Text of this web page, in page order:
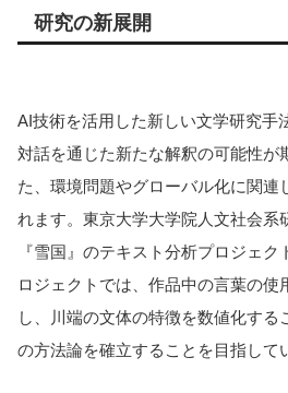
研究の新展開
AI技術を活用した新しい文学研究手
対話を通じた新たな解釈の可能性が
た、環境問題やグローバル化に関連
れます。東京大学大学院人文社会系
『雪国』のテキスト分析プロジェ
ロジェクトでは、作品中の言葉の使
し、川端の文体の特徴を数値化する
の方法論を確立することを目指して